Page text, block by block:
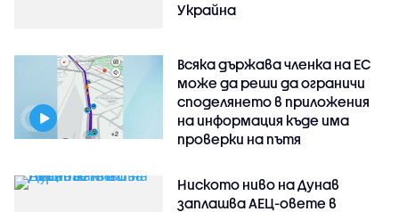
Украйна
Всяка държава членка на ЕС
може да реши да ограничи
споделянето в приложения
на информация къде има
проверки на пътя
Ниското ниво на Дунав
заплашва АЕЦ-овете в